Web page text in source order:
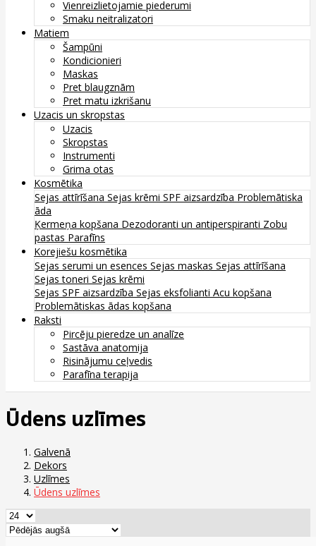
Vienreizlietojamie piederumi
Smaku neitralizatori
Matiem
Šampūni
Kondicionieri
Maskas
Pret blaugznām
Pret matu izkrišanu
Uzacis un skropstas
Uzacis
Skropstas
Instrumenti
Grima otas
Kosmētika
Sejas attīrīšana Sejas krēmi SPF aizsardzība Problemātiska
āda
Ķermeņa kopšana Dezodoranti un antiperspiranti Zobu
pastas Parafīns
Korejiešu kosmētika
Sejas serumi un esences Sejas maskas Sejas attīrīšana
Sejas toneri Sejas krēmi
Sejas SPF aizsardzība Sejas eksfolianti Acu kopšana
Problemātiskas ādas kopšana
Raksti
Pircēju pieredze un analīze
Sastāva anatomija
Risinājumu ceļvedis
Parafīna terapija
Ūdens uzlīmes
Galvenā
Dekors
Uzlīmes
Ūdens uzlīmes